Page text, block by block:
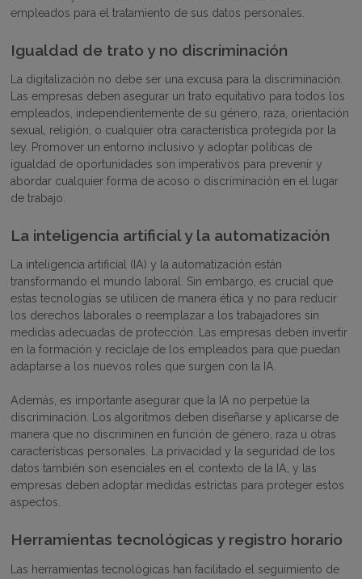
empleados para el tratamiento de sus datos personales.
Igualdad de trato y no discriminación
La digitalización no debe ser una excusa para la discriminación.
Las empresas deben asegurar un trato equitativo para todos los
empleados, independientemente de su género, raza, orientación
sexual, religión, o cualquier otra característica protegida por la
ley. Promover un entorno inclusivo y adoptar políticas de
igualdad de oportunidades son imperativos para prevenir y
abordar cualquier forma de acoso o discriminación en el lugar
de trabajo​.
La inteligencia artificial y la automatización
La inteligencia artificial (IA) y la automatización están
transformando el mundo laboral. Sin embargo, es crucial que
estas tecnologías se utilicen de manera ética y no para reducir
los derechos laborales o reemplazar a los trabajadores sin
medidas adecuadas de protección. Las empresas deben invertir
en la formación y reciclaje de los empleados para que puedan
adaptarse a los nuevos roles que surgen con la IA​.
Además, es importante asegurar que la IA no perpetúe la
discriminación. Los algoritmos deben diseñarse y aplicarse de
manera que no discriminen en función de género, raza u otras
características personales. La privacidad y la seguridad de los
datos también son esenciales en el contexto de la IA, y las
empresas deben adoptar medidas estrictas para proteger estos
aspectos.
Herramientas tecnológicas y registro horario
Las herramientas tecnológicas han facilitado el seguimiento de